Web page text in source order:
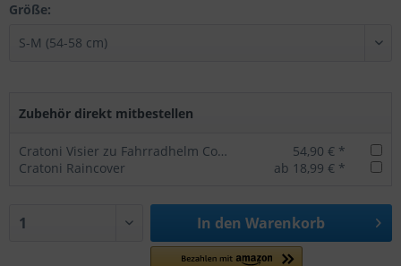
Größe:
Zubehör direkt mitbestellen
Cratoni Visier zu Fahrradhelm Commuter / Evo
54,90 € *
Cratoni Raincover
ab 18,99 € *
In den Warenkorb